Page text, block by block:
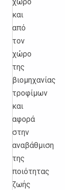
και
από
τον
χώρο
της
βιομηχανίας
τροφίμων
και
αφορά
στην
αναβάθμιση
της
ποιότητας
ζωής